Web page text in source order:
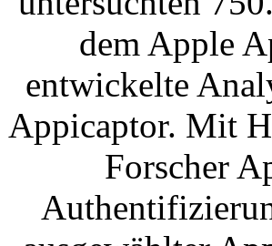
dem Apple
entwickelte
Appicaptor. Mit
Forscher